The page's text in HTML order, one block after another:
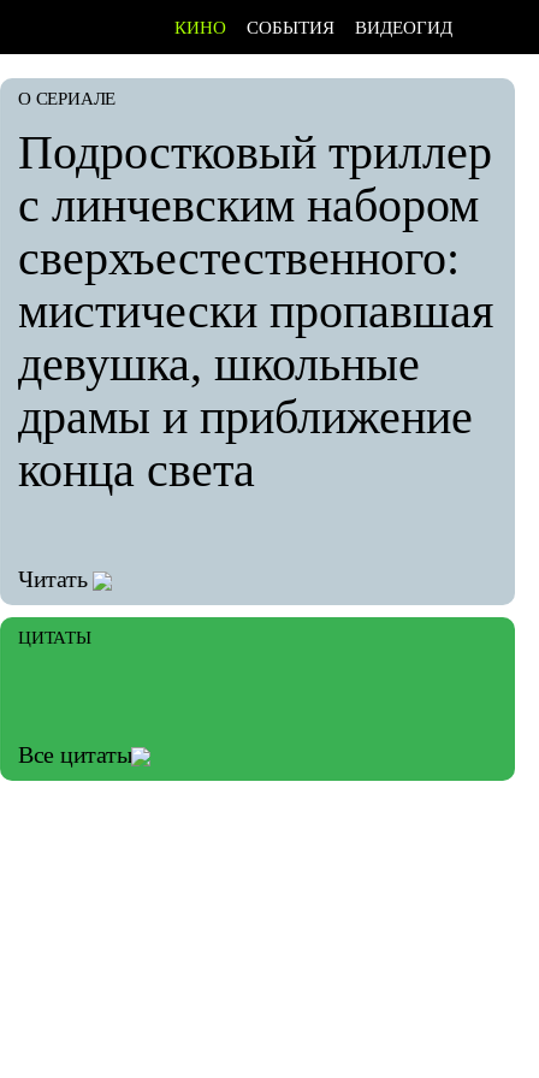
КИНО СОБЫТИЯ ВИДЕОГИД
О СЕРИАЛЕ
Подростковый триллер
с линчевским набором
сверхъестественного:
мистически пропавшая
девушка, школьные
драмы и приближение
конца света
Читать
ЦИТАТЫ
Все цитаты